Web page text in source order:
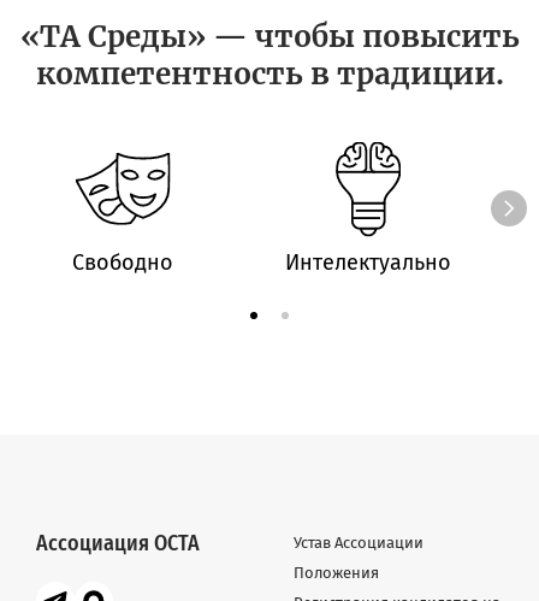
«ТА Среды» — чтобы повысить
компетентность в традиции.
Свободно Интелектуально
Ассоциация ОСТА
Устав Ассоциации
Положения